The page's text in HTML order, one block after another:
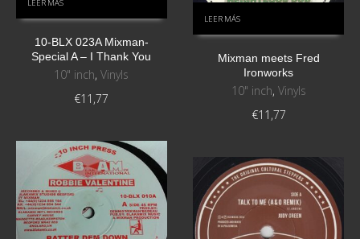
LEER MÁS
10-BLX 023A Mixman-
Special A – I Thank You
10" inch,Vinyls
€11,77
LEER MÁS
Mixman meets Fred
Ironworks
10" inch, Vinyls
€11,77